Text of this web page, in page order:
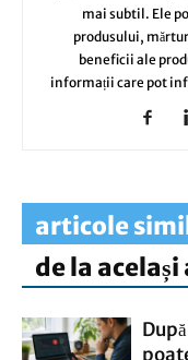
mai subtil. Ele
produsului,
beneficii ale
informații care pot
articole
de la